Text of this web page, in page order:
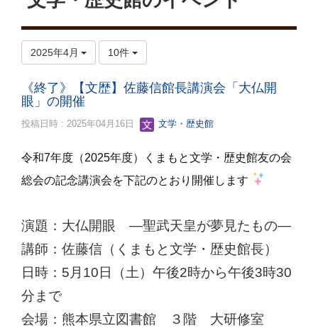
2025年4月 10件
《終了》【文歴】佐藤信館長講演会「大仏開
眼」の開催
投稿日時 : 2025年04月16日 文学・歴史館
令和7年度（2025年度）くまもと文学・歴史館友の会
総会の記念講演会を下記のとおり開催します
演題：大仏開眼 ―聖武天皇が夢見たもの―
講師：佐藤信（くまもと文学・歴史館長）
日時：5月10日（土）午後2時から午後3時30
分まで
会場：熊本県立図書館 ３階 大研修室